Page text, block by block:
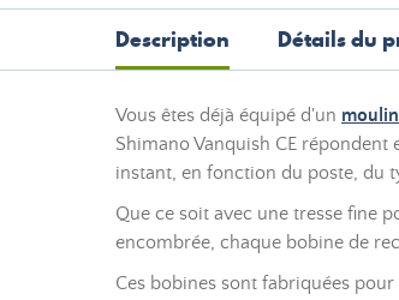
Description Détails du
Vous êtes déjà équipé d'un
Shimano Vanquish CE
instant, en fonction du poste, du
Que ce soit avec une tresse fine
encombrée, chaque bobine de
Ces bobines sont fabriquées